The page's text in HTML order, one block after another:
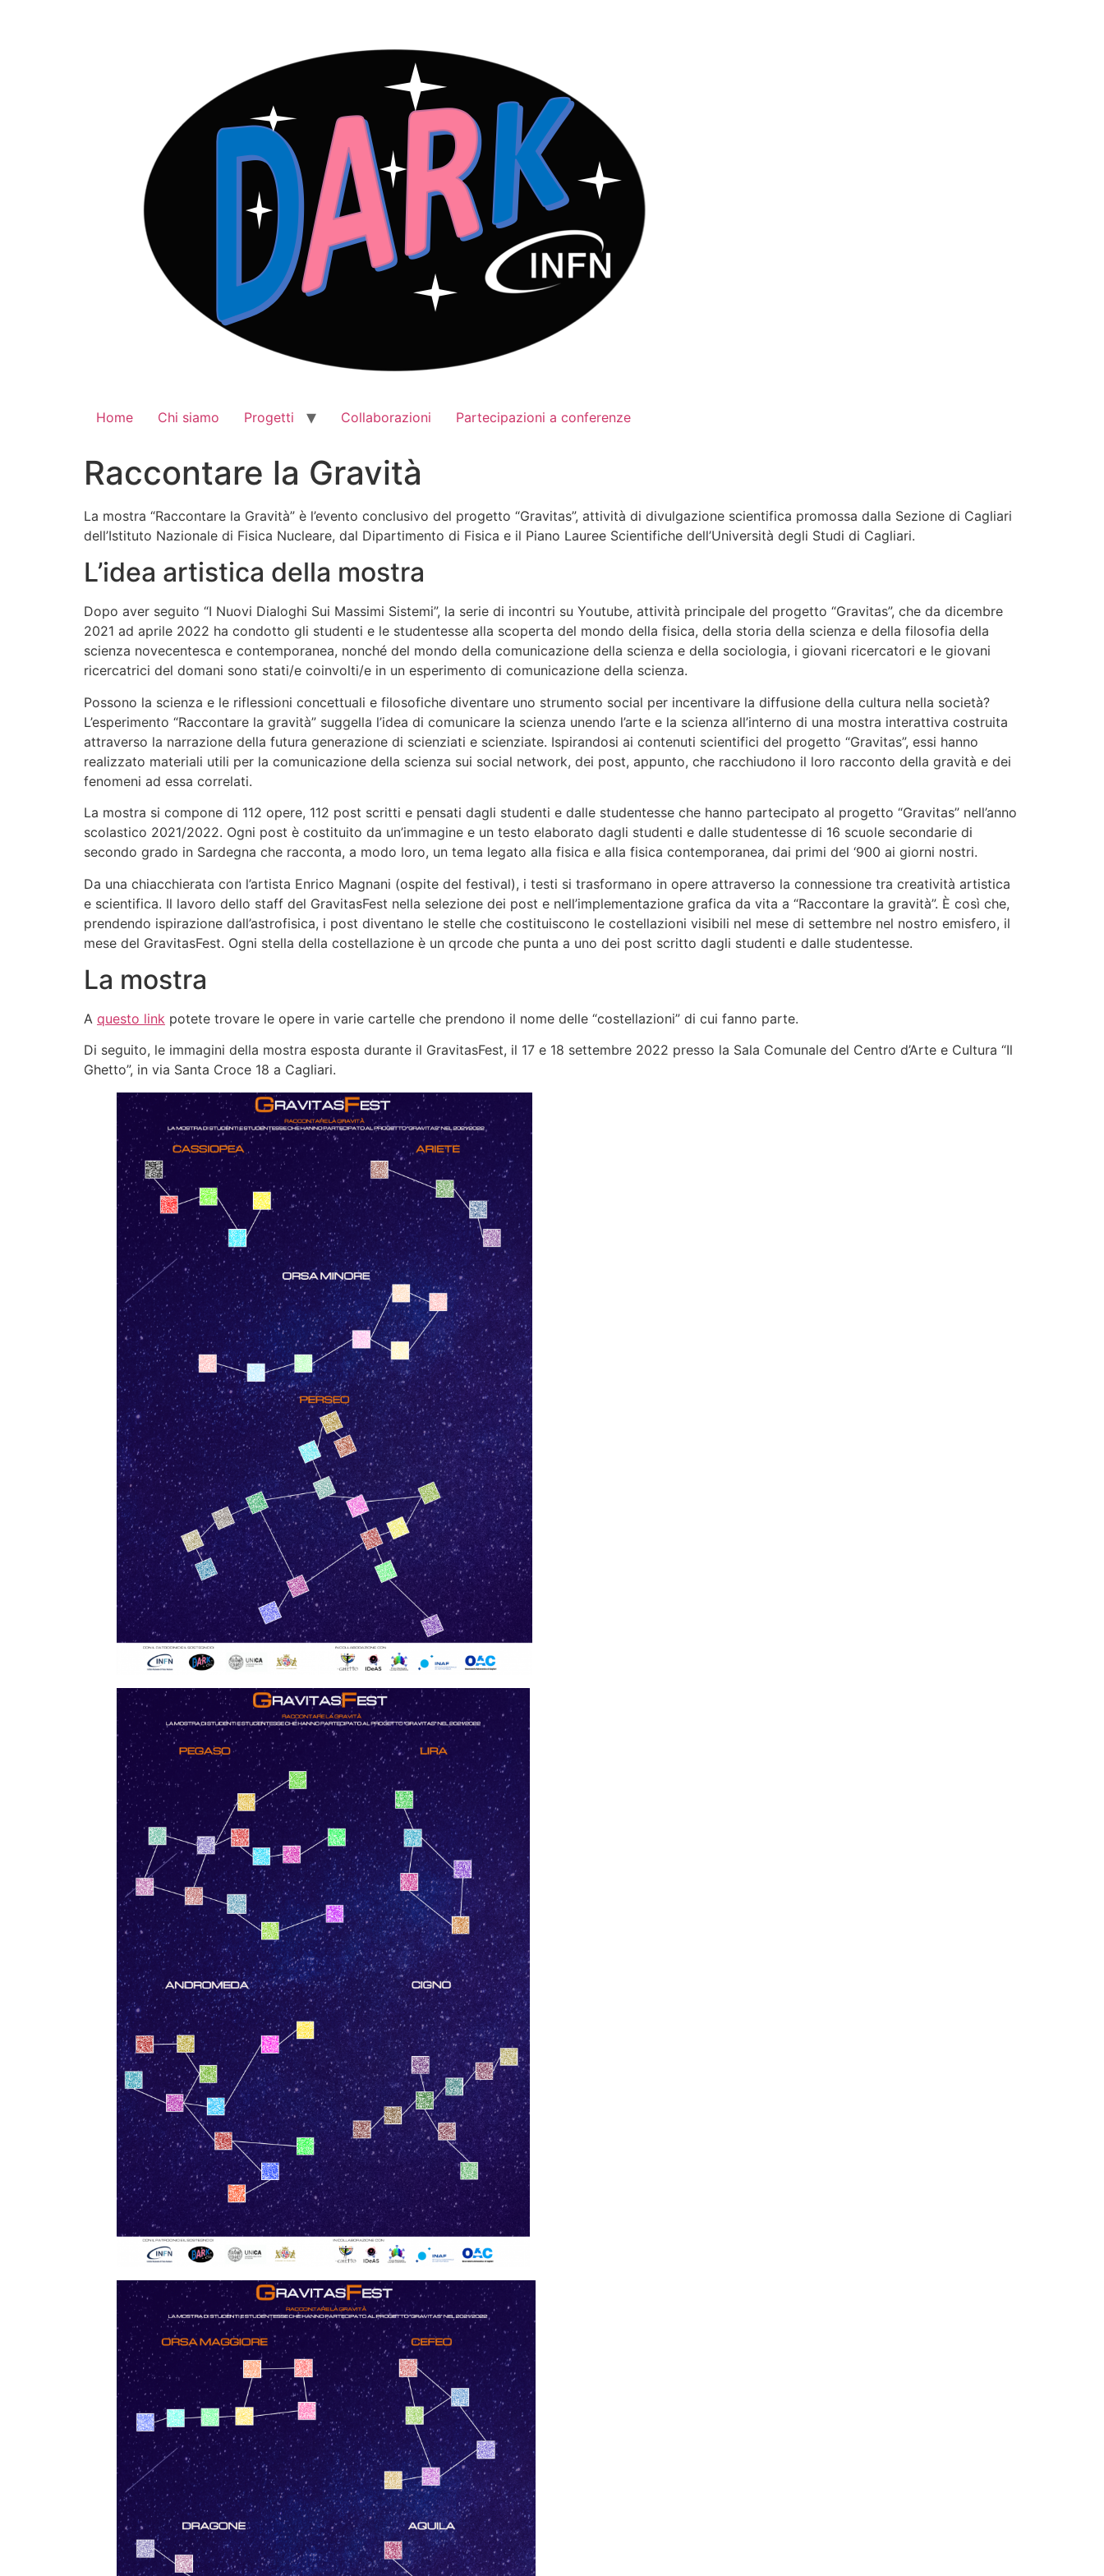
Home Chi siamo Progetti Collaborazioni Partecipazioni a conferenze
Raccontare la Gravità
La mostra “Raccontare la Gravità” è l’evento conclusivo del progetto “Gravitas”, attività di divulgazione scientifica promossa dalla Sezione di Cagliari
dell’Istituto Nazionale di Fisica Nucleare, dal Dipartimento di Fisica e il Piano Lauree Scientifiche dell’Università degli Studi di Cagliari.
L’idea artistica della mostra
Dopo aver seguito “I Nuovi Dialoghi Sui Massimi Sistemi”, la serie di incontri su Youtube, attività principale del progetto “Gravitas”, che da dicembre
2021 ad aprile 2022 ha condotto gli studenti e le studentesse alla scoperta del mondo della fisica, della storia della scienza e della filosofia della
scienza novecentesca e contemporanea, nonché del mondo della comunicazione della scienza e della sociologia, i giovani ricercatori e le giovani
ricercatrici del domani sono stati/e coinvolti/e in un esperimento di comunicazione della scienza.
Possono la scienza e le riflessioni concettuali e filosofiche diventare uno strumento social per incentivare la diffusione della cultura nella società?
L’esperimento “Raccontare la gravità” suggella l’idea di comunicare la scienza unendo l’arte e la scienza all’interno di una mostra interattiva costruita
attraverso la narrazione della futura generazione di scienziati e scienziate. Ispirandosi ai contenuti scientifici del progetto “Gravitas”, essi hanno
realizzato materiali utili per la comunicazione della scienza sui social network, dei post, appunto, che racchiudono il loro racconto della gravità e dei
fenomeni ad essa correlati.
La mostra si compone di 112 opere, 112 post scritti e pensati dagli studenti e dalle studentesse che hanno partecipato al progetto “Gravitas” nell’anno
scolastico 2021/2022. Ogni post è costituito da un’immagine e un testo elaborato dagli studenti e dalle studentesse di 16 scuole secondarie di
secondo grado in Sardegna che racconta, a modo loro, un tema legato alla fisica e alla fisica contemporanea, dai primi del ‘900 ai giorni nostri.
Da una chiacchierata con l’artista Enrico Magnani (ospite del festival), i testi si trasformano in opere attraverso la connessione tra creatività artistica
e scientifica. Il lavoro dello staff del GravitasFest nella selezione dei post e nell’implementazione grafica da vita a “Raccontare la gravità”. È così che,
prendendo ispirazione dall’astrofisica, i post diventano le stelle che costituiscono le costellazioni visibili nel mese di settembre nel nostro emisfero, il
mese del GravitasFest. Ogni stella della costellazione è un qrcode che punta a uno dei post scritto dagli studenti e dalle studentesse.
La mostra
A questo link potete trovare le opere in varie cartelle che prendono il nome delle “costellazioni” di cui fanno parte.
Di seguito, le immagini della mostra esposta durante il GravitasFest, il 17 e 18 settembre 2022 presso la Sala Comunale del Centro d’Arte e Cultura “Il
Ghetto”, in via Santa Croce 18 a Cagliari.